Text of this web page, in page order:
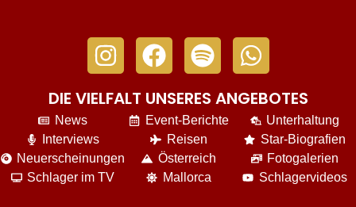
DIE VIELFALT UNSERES ANGEBOTES
News
Interviews
Neuerscheinungen
Schlager im TV
Event-Berichte
Reisen
Österreich
Mallorca
Unterhaltung
Star-Biografien
Fotogalerien
Schlagervideos